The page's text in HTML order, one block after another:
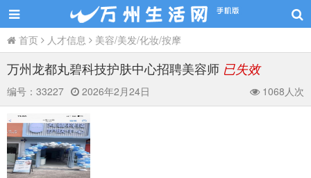
首页 人才信息 美容/美发/化妆/按摩
万州龙都丸碧科技护肤中心招聘美容师 已失效
编号： 33227 2026年2月24日 1068人次